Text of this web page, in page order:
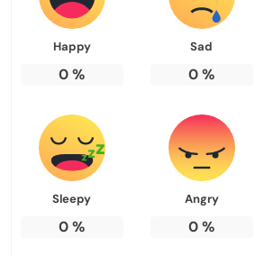
Happy
0%
Sad
0%
Sleepy
0%
Angry
0%